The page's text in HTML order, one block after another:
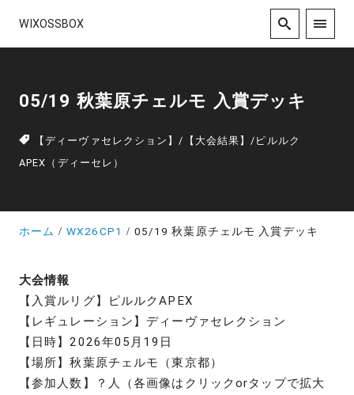
WIXOSSBOX
05/19 秋葉原チェルモ 入賞デッキ
【ディーヴァセレクション】/ 【大会結果】/ ピルルク
APEX（ディーセレ）
ホーム WX26CP1 05/19 秋葉原チェルモ 入賞デッキ
大会情報
【入賞ルリグ】ピルルクAPEX
【レギュレーション】ディーヴァセレクション
【日時】2026年05月19日
【場所】秋葉原チェルモ（東京都）
【参加人数】？人（各画像はクリックorタップで拡大